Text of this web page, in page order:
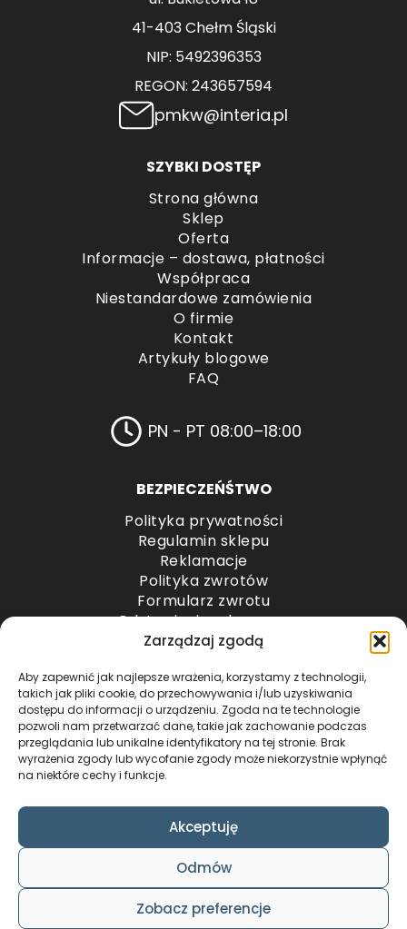
Zarządzaj zgodą
Aby zapewnić jak najlepsze wrażenia, korzystamy z technologii,
takich jak pliki cookie, do przechowywania i/lub uzyskiwania
dostępu do informacji o urządzeniu. Zgoda na te technologie
pozwoli nam przetwarzać dane, takie jak zachowanie podczas
przeglądania lub unikalne identyfikatory na tej stronie. Brak
wyrażenia zgody lub wycofanie zgody może niekorzystnie wpłynąć
na niektóre cechy i funkcje.
Akceptuję
Odmów
Zobacz preferencje
41-403 Chełm Śląski
NIP: 5492396353
REGON: 243657594
pmkw@interia.pl
SZYBKI DOSTĘP
Strona główna
Sklep
Oferta
Informacje – dostawa, płatności
Współpraca
Niestandardowe zamówienia
O firmie
Kontakt
Artykuły blogowe
FAQ
PN - PT 08:00–18:00
BEZPIECZEŃŚTWO
Polityka prywatności
Regulamin sklepu
Reklamacje
Polityka zwrotów
Formularz zwrotu
Odstąpienie od umowy
Odstąpienie od umowy – przesyłki paletowe
METODY PŁATNOŚCI
COPYRIGHT © 2024 by ADWENTO ŁUKASZ
WIECZOREK / ALL RIGHTS RESERVED
DESIGN & CODE BY
FOXSTUDIO